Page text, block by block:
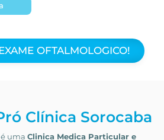
OFTALMOLOGICO!
Clínica Sorocaba
uma Clinica Medica Particular e